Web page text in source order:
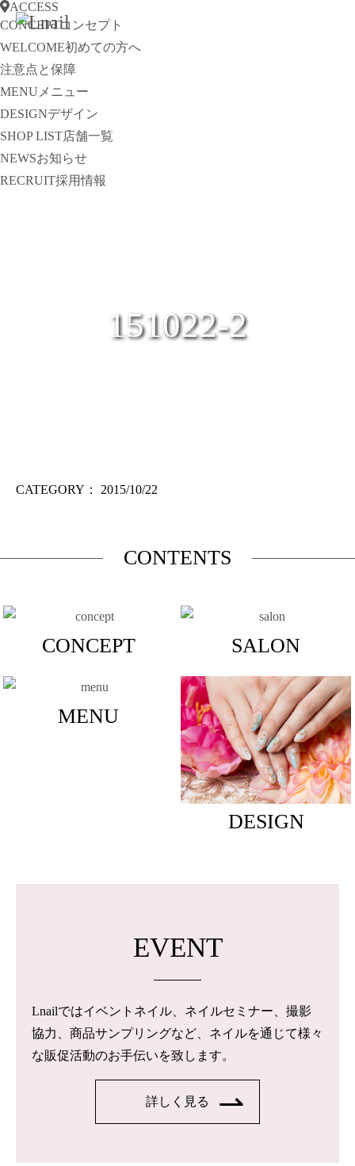
ACCESS
CONCEPTコンセプト
WELCOME初めての方へ
注意点と保障
MENU メニュー
DESIGNデザイン
SHOP LIST店舗一覧
NEWSお知らせ
RECRUIT採用情報
151022-2
CATEGORY： 2015/10/22
CONTENTS
CONCEPT SALON
MENU
DESIGN
EVENT
Lnailではイベントネイル、ネイルセミナー、撮影
協力、商品サンプリングなど、ネイルを通じて様々
な販促活動のお手伝いを致します。
詳しく見る